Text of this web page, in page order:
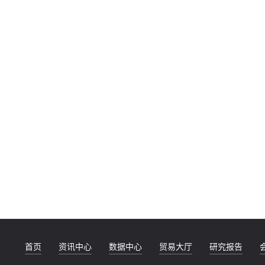
首页 资讯中心 数据中心 贸易大厅 研究报告